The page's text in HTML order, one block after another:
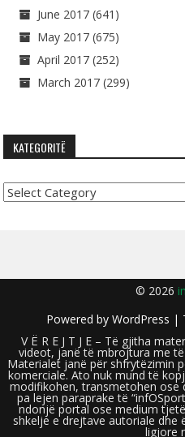
June 2017 (641)
May 2017 (675)
April 2017 (252)
March 2017 (299)
KATEGORITË
Kategoritë
© 2026
Powered by WordPress |
V Ë R E J T J E – Të gjitha
videot, janë të mbrojtura me
Materialet janë për shfrytëzimin
komerciale. Ato nuk mund të
modifikohen, transmetohen ose
pa lejen paraprake të
ndonjë portal ose medium
shkelje e drejtave autoriale dhe
ligjore